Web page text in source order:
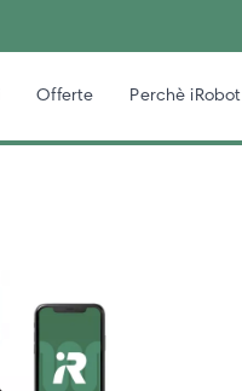
Offerte Perchè iRobot